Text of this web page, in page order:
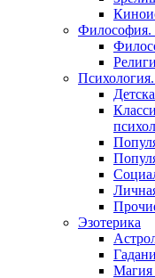
Философия.
Эзотерика
Магия